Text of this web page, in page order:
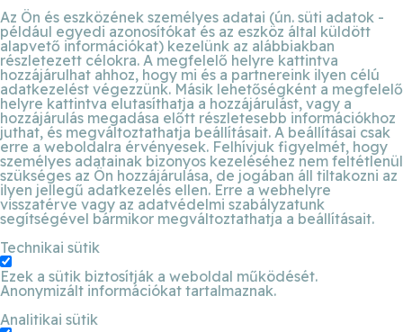
Az Ön és eszközének személyes adatai (ún. süti adatok -
például egyedi azonosítókat és az eszköz által küldött
alapvető információkat) kezelünk az alábbiakban
részletezett célokra. A megfelelő helyre kattintva
hozzájárulhat ahhoz, hogy mi és a partnereink ilyen célú
adatkezelést végezzünk. Másik lehetőségként a megfelelő
helyre kattintva elutasíthatja a hozzájárulást, vagy a
hozzájárulás megadása előtt részletesebb információkhoz
juthat, és megváltoztathatja beállításait. A beállításai csak
erre a weboldalra érvényesek. Felhívjuk figyelmét, hogy
személyes adatainak bizonyos kezeléséhez nem feltétlenül
szükséges az Ön hozzájárulása, de jogában áll tiltakozni az
ilyen jellegű adatkezelés ellen. Erre a webhelyre
visszatérve vagy az adatvédelmi szabályzatunk
segítségével bármikor megváltoztathatja a beállításait.
Technikai sütik
Ezek a sütik biztosítják a weboldal működését.
Anonymizált információkat tartalmaznak.
Analitikai sütik